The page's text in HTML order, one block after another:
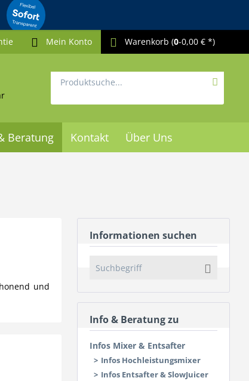
Mein Konto Warenkorb (0-0,00 € *)
Beratung Kontakt Über Uns
Informationen suchen
Info & Beratung zu
Infos Mixer & Entsafter
Infos Hochleistungsmixer
Infos Entsafter & SlowJuicer
und